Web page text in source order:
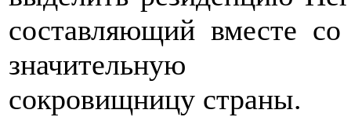
составляющий вместе
значительную
сокровищницу страны.